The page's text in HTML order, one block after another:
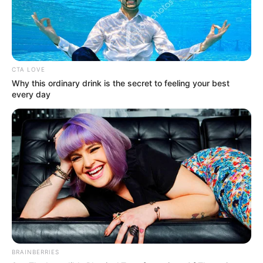
Ακολουθήστε το evianews.com στοGoogle
News
ΤΑ ΠΙΟ ΔΗΜΟΦΙΛΗ
CTA LOVE
Why this ordinary drink is the secret to feeling your best
every day
BRAINBERRIES